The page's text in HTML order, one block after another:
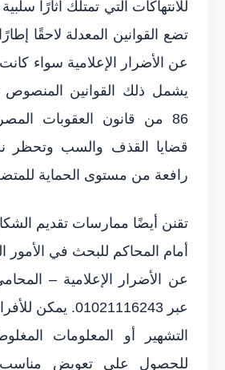
للانتهاكات التي تمتلك آثارًا
تضع القوانين المعدلة لاحقًا
عن الأضرار الإعلامية سواء
يشمل ذلك القوانين المنصوص
86 من قانون العقوبات
قضايا القذف والسب وتحظر
رافعة من مستوى الحماية
تقنن أيضًا ممارسات تقديم
أمام المحاكم للبحث في الأمور
عن الأضرار الإعلامية –
عبر 01021116243.
التشهير أو المعلومات
للحصول على تعويض مناسب.